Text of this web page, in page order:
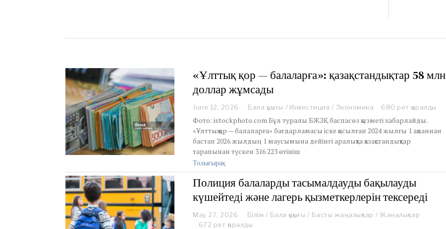
«Ұлттық қор — балаларға»: қазақстандықтар 58 млн
доллар жұмсады
June 12, 2026
u
n
e
1
2
0
2
6
Бала құқығы / Инвестиция / Экономика 680 рет қаралды
Фото: istockphoto.com Бұл туралы БЖЗҚ баспасөз қызметі хабарлайды.
«Ұлттық қор — балаларға» бағдарламасы іске қосылған 2024 жылғы 1 ақпаннан
бастап 2026 жылдың 1 маусымына дейінгі аралықта қазақстандықтар
тарапынан түскен 316 223 өтініш
Толығырақ
Полиция балаларды тасымалдауды бақылауды
күшейтеді және лагерь қызметкерлерін тексереді
May 27, 2026
a
Білім / Бала құқығы / Басты жаңалықтар / Жаңалықтар
672 рет қаралды